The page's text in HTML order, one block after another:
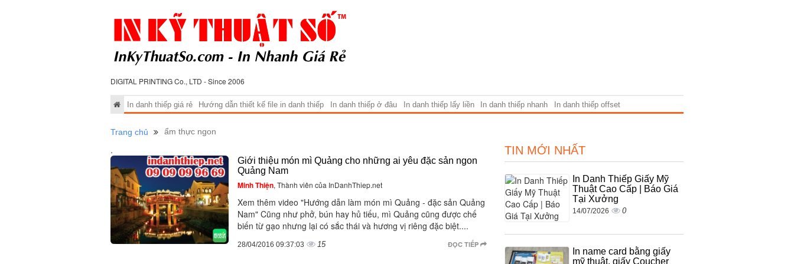
DIGITAL PRINTING Co., LTD - Since 2006
In danh thiếp giá rẻ Hướng dẫn thiết kế file in danh thiếp In danh thiếp ở đâu In danh thiếp lấy liền In danh thiếp nhanh In danh thiếp offset
Trang chủ ẩm thực ngon
.
Giới thiệu món mì Quảng cho những ai yêu đặc sản ngon
Quảng Nam
Minh Thiện, Thành viên của InDanhThiep.net
Xem thêm video "Hướng dẫn làm món mì Quảng - đặc sản Quảng
Nam" Cũng như phở, bún hay hủ tiếu, mì Quảng cũng được chế
biến từ gạo nhưng lại có sắc thái và hương vị riêng đặc biệt....
ĐỌC TIẾP
28/04/2016 09:37:03 15
TIN MỚI NHẤT
In Danh Thiếp Giấy Mỹ
Thuật Cao Cấp | Báo Giá
Tại Xưởng
14/07/2026 0
In name card bằng giấy
mỹ thuật, giấy Coucher